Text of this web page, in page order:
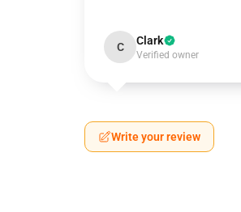
C Clark
Verified owner
Write your review